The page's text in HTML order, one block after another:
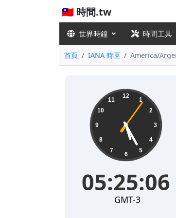
🇹🇼 時間.tw
世界時鐘 時間工具
首頁 IANA 時區 America/
05:25:06 12
1
2
3
4
5
6
7
8
9
10
11
05:25:06
GMT-3